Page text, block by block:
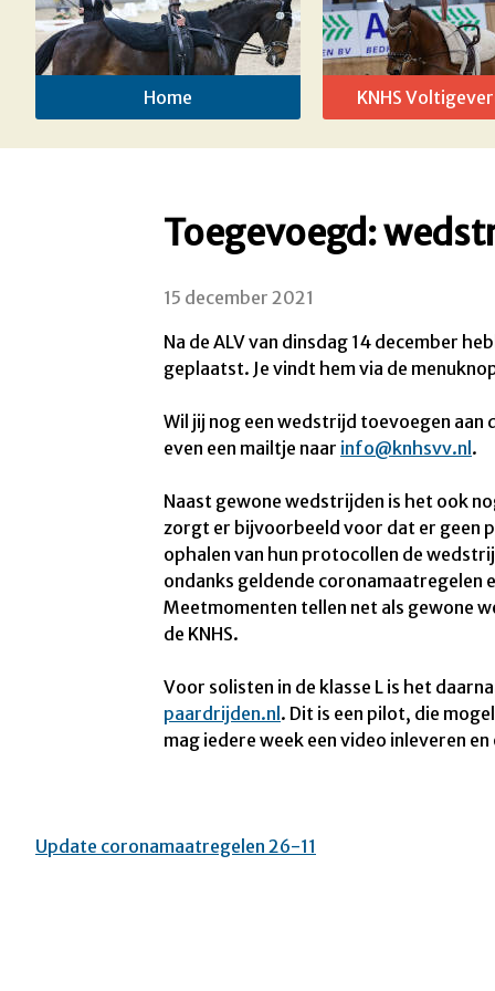
Home KNHS
Toegevoegd:
15 december 2021
Na de ALV van dinsdag 14 december
geplaatst. Je vindt hem via de
Wil jij nog een wedstrijd toevoegen aan
even een mailtje naar info@knhsvv.nl.
Naast gewone wedstrijden is het ook
zorgt er bijvoorbeeld voor dat er geen
ophalen van hun protocollen de
ondanks geldende coronamaatregelen
Meetmomenten tellen net als gewone
de KNHS.
Voor solisten in de klasse L is het
paardrijden.nl. Dit is een pilot, die
mag iedere week een video inleveren
Bericht
Update coronamaatregelen 26-11